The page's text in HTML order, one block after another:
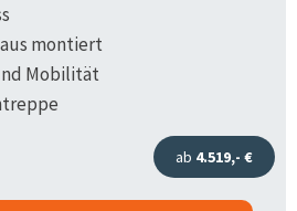
montiert
Mobilität
ab 4.519,- €